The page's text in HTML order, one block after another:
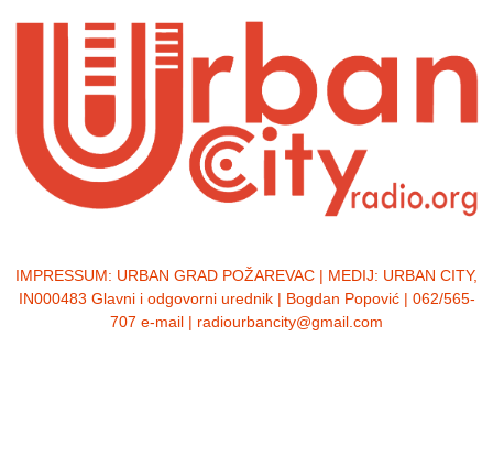
IMPRESSUM: URBAN GRAD POŽAREVAC | MEDIJ: URBAN CITY,
IN000483 Glavni i odgovorni urednik | Bogdan Popović | 062/565-
707 e-mail | radiourbancity@gmail.com